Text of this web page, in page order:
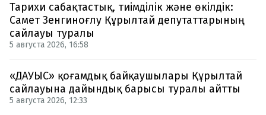
Тарихи сабақтастық, тиімділік және өкілдік:
Самет Зенгиноғлу Құрылтай депутаттарының
сайлауы туралы
5 августа 2026, 16:58
«ДАУЫС» қоғамдық байқаушылары Құрылтай
сайлауына дайындық барысы туралы айтты
5 августа 2026, 12:33